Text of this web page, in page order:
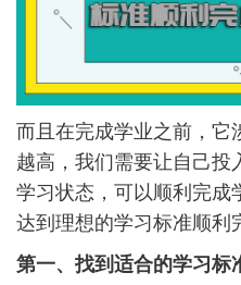
而且在完成学业之前，它
越高，我们需要让自己投
学习状态，可以顺利完成
达到理想的学习标准顺利
第一、找到适合的学习标